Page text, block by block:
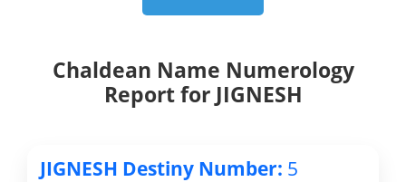
Chaldean Name Numerology
Report for JIGNESH
JIGNESH Destiny Number: 5